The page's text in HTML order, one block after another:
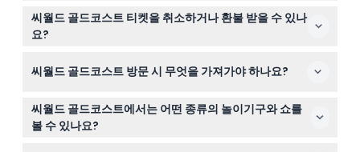
합하지 않습니다.
이 웹사이트에서 원하는 날짜와 티켓 종류를 선택하여 씨월
드 골드코스트 티켓을 쉽고 빠르게 온라인으로 예약할 수
있습니다.
씨월드 골드코스트 티켓을 취소하거나 환불 받을 수 있나
요?
니 예약 전에 계획을 확실히 세우시기 바랍니다. 티켓은 유
씨월드 골드코스트 방문 시 무엇을 가져가야 하나요?
선크림, 편한 신발, 예약 확인서를 꼭 지참하세요. 3세 미만
어린이가 있다면 무료 입장을 위해 여권이나 신분증을 함께
가져가야 합니다.
씨월드 골드코스트에서는 어떤 종류의 놀이기구와 쇼를
볼 수 있나요?